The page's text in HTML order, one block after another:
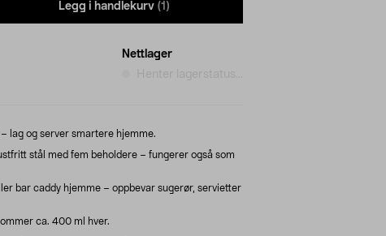
Legg i handlekurv (1)
Nettlager
Henter lagerstatus...
lag og server smartere hjemme.
stål med fem beholdere – fungerer også som
bar caddy hjemme – oppbevar sugerør, servietter
ca. 400 ml hver.